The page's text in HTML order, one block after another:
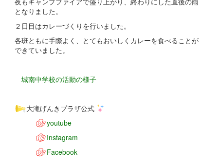
となりました。
２日目はカレーづくりを行いました。
各班ともに手際よく、とてもおいしくカレーを食べることが
できていました。
城南中学校の活動の様子
大滝げんきプラザ公式
youtube
Instagram
Facebook